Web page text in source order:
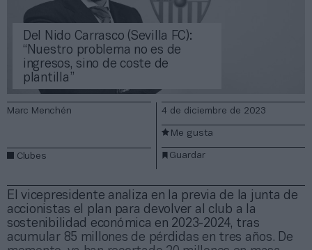
Del Nido Carrasco (Sevilla FC):
“Nuestro problema no es de
ingresos, sino de coste de
plantilla”
Marc Menchén
Clubes
4 de diciembre de 2023
Guardar
Me gusta
El vicepresidente analiza en la previa de la junta de
accionistas el plan para devolver al club a la
sostenibilidad económica en 2023-2024, tras
acumular 85 millones de pérdidas en tres años. De